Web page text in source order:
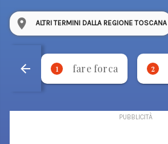
ALTRI TERMINI DALLA REGIONE TOSCANA
1 fare forca 2